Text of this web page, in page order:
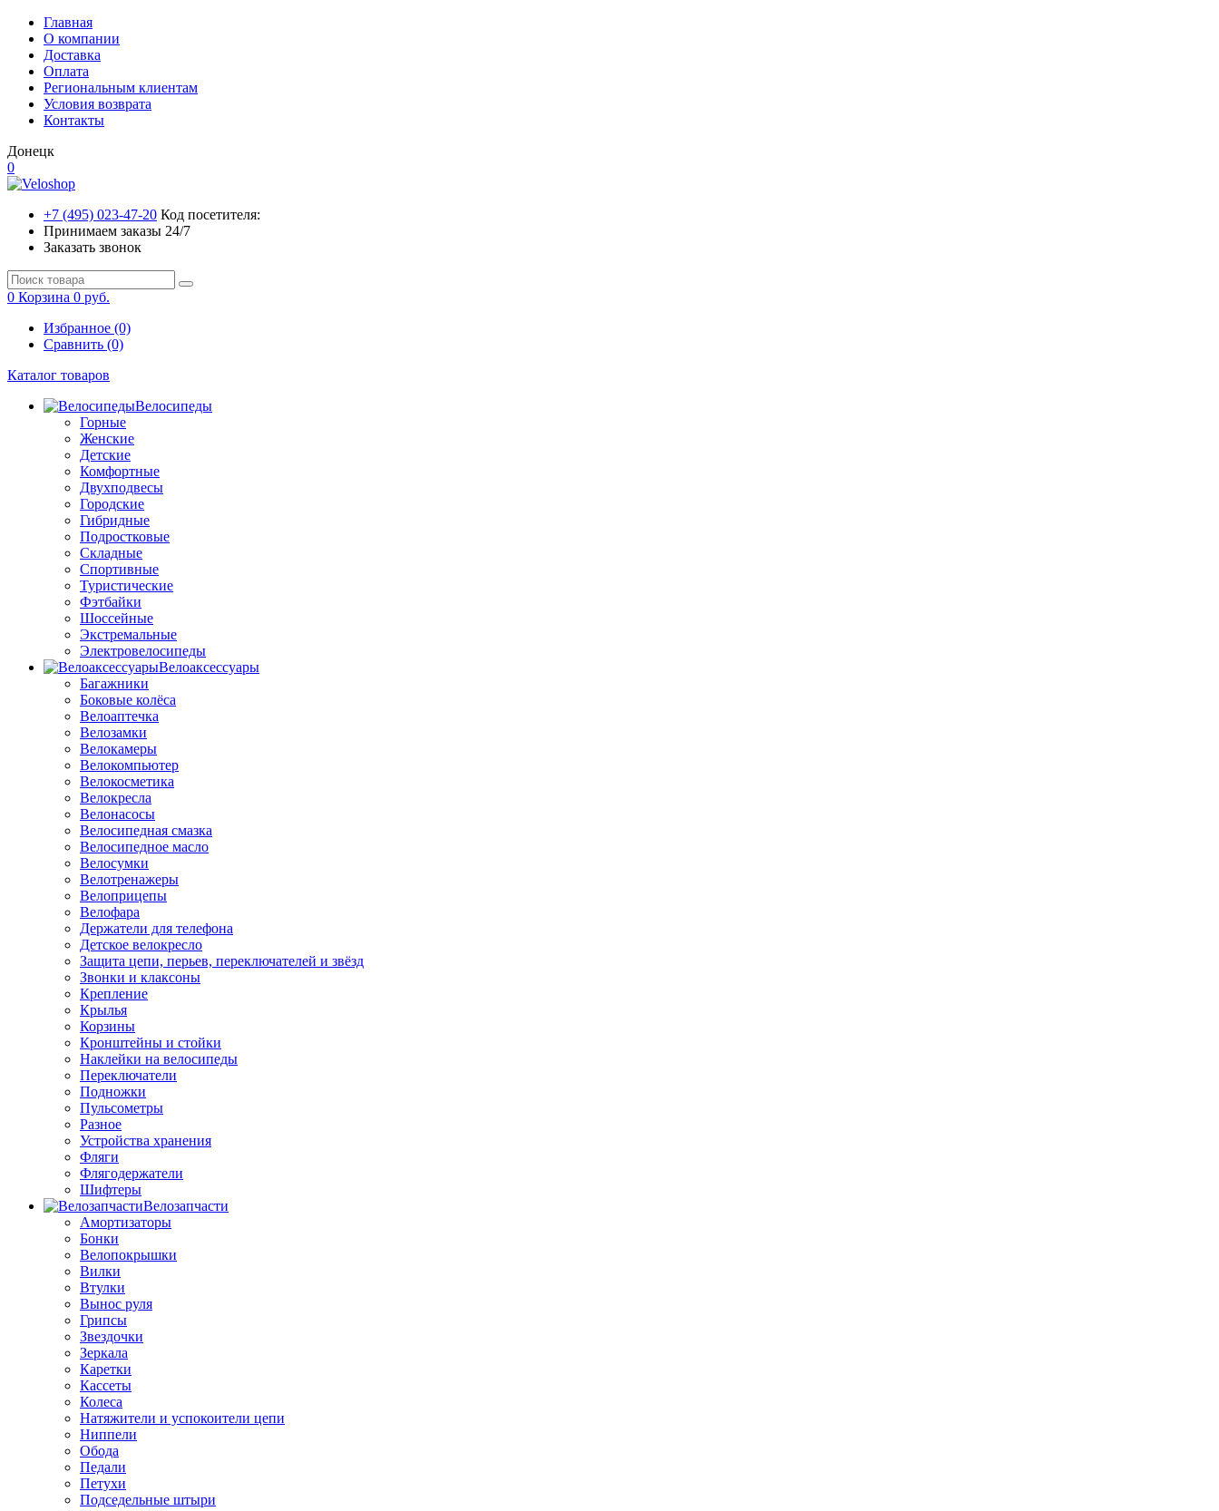
Главная
О компании
Доставка
Оплата
Региональным клиентам
Условия возврата
Контакты
Донецк
0
+7 (495) 023-47-20 Код посетителя:
Принимаем заказы 24/7
Заказать звонок
0 Корзина 0 руб.
Избранное (0)
Сравнить (0)
Каталог товаров
Велосипеды
Горные
Женские
Детские
Комфортные
Двухподвесы
Городские
Гибридные
Подростковые
Складные
Спортивные
Туристические
Фэтбайки
Шоссейные
Экстремальные
Электровелосипеды
Велоаксессуары
Багажники
Боковые колёса
Велоаптечка
Велозамки
Велокамеры
Велокомпьютер
Велокосметика
Велокресла
Велонасосы
Велосипедная смазка
Велосипедное масло
Велосумки
Велотренажеры
Велоприцепы
Велофара
Держатели для телефона
Детское велокресло
Защита цепи, перьев, переключателей и звёзд
Звонки и клаксоны
Крепление
Крылья
Корзины
Кронштейны и стойки
Наклейки на велосипеды
Переключатели
Подножки
Пульсометры
Разное
Устройства хранения
Фляги
Флягодержатели
Шифтеры
Велозапчасти
Амортизаторы
Бонки
Велопокрышки
Вилки
Втулки
Вынос руля
Грипсы
Звездочки
Зеркала
Каретки
Кассеты
Колеса
Натяжители и успокоители цепи
Ниппели
Обода
Педали
Петухи
Подседельные штыри